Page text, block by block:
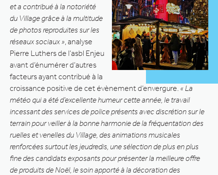
et a contribué à la notoriété
du Village grâce à la multitude
de photos reproduites sur les
réseaux sociaux » , analyse
Pierre Luthers de l’asbl Enjeu
avant d’énumérer d’autres
facteurs ayant contribué à la
croissance positive de cet évènement d’envergure. « La
météo qui a été d’excellente humeur cette année, le travail
incessant des services de police présents avec discrétion sur le
terrain pour veiller à la bonne harmonie de la fréquentation des
ruelles et venelles du Village, des animations musicales
renforcées surtout les jeudredis, une sélection de plus en plus
fine des candidats exposants pour présenter la meilleure offre
de produits de Noël, le soin apporté à la décoration des